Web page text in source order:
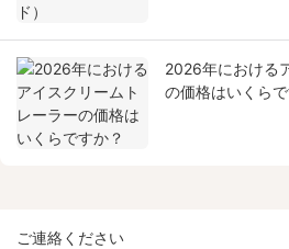
2026年における
の価格はいくら
ご連絡ください